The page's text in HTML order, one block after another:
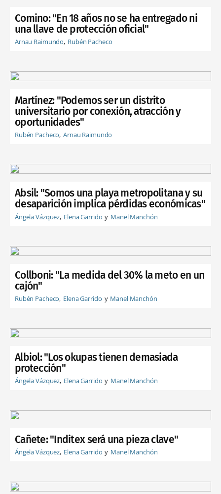
Comino: "En 18 años no se ha entregado ni
una llave de protección oficial"
Arnau Raimundo Rubén Pacheco
Martínez: "Podemos ser un distrito
universitario por conexión, atracción y
oportunidades"
Rubén Pacheco Arnau Raimundo
Absil: "Somos una playa metropolitana y su
desaparición implica pérdidas económicas"
Ángela Vázquez Elena Garrido Manel Manchón
Collboni: "La medida del 30% la meto en un
cajón"
Rubén Pacheco Elena Garrido Manel Manchón
Albiol: "Los okupas tienen demasiada
protección"
Ángela Vázquez Elena Garrido Manel Manchón
Cañete: "Inditex será una pieza clave"
Ángela Vázquez Elena Garrido Manel Manchón